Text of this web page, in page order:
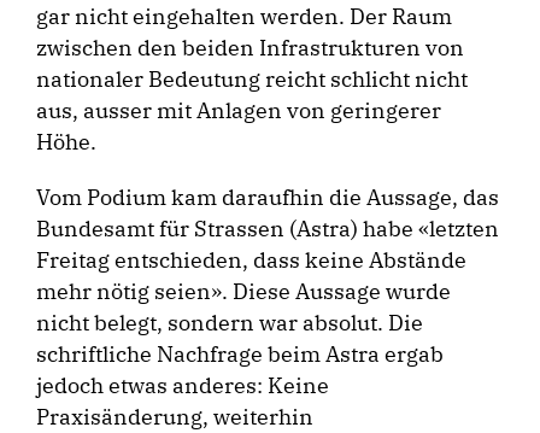
gar nicht eingehalten werden. Der Raum
zwischen den beiden Infrastrukturen von
nationaler Bedeutung reicht schlicht nicht
aus, ausser mit Anlagen von geringerer
Höhe.
Vom Podium kam daraufhin die Aussage, das
Bundesamt für Strassen (Astra) habe «letzten
Freitag entschieden, dass keine Abstände
mehr nötig seien». Diese Aussage wurde
nicht belegt, sondern war absolut. Die
schriftliche Nachfrage beim Astra ergab
jedoch etwas anderes: Keine
Praxisänderung, weiterhin